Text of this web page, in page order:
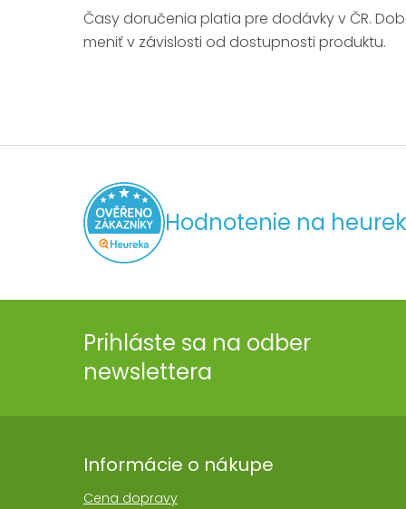
Časy doručenia platia pre dodávky v ČR.
meniť v závislosti od dostupnosti produktu.
Hodnotenie na
Prihláste sa na odber
newslettera
Informácie o nákupe
Cena dopravy